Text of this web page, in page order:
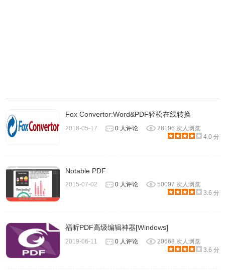
Fox Convertor:Word&PDF轻松在线转换
2018-05-17 0 人评论
28196 次人浏览
4.0 分
Notable PDF
2015-07-02 0 人评论
50097 次人浏览
3.6 分
福昕PDF高级编辑神器[Windows]
2019-06-11 0 人评论
20668 次人浏览
3.6 分